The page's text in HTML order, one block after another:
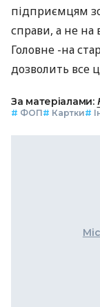
підприємцям
справи, а не на
Головне -на
дозволить все
За матеріалами:
# ФОП# Картки#